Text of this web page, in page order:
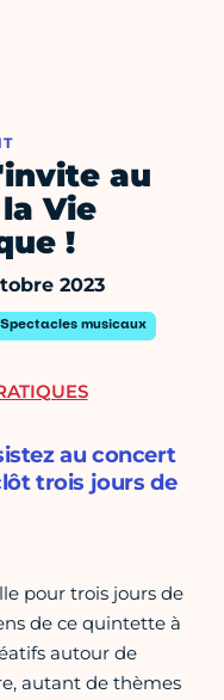
au
Vie
!
2023
Spectacles musicaux
au concert
trois jours de
pour trois jours de
de ce quintette à
autour de
autant de thèmes